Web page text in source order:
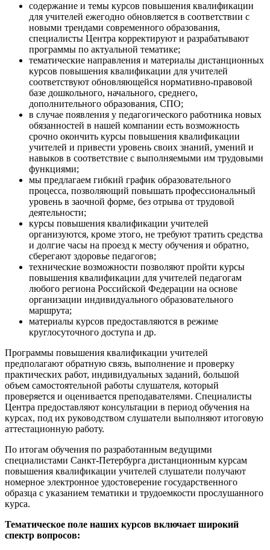
содержание и темы курсов повышения квалификации
для учителей ежегодно обновляется в соответствии с
новыми трендами современного образования,
специалисты Центра корректируют и разрабатывают
программы по актуальной тематике;
тематические направления и материалы дистанционных
курсов повышения квалификации для учителей
соответствуют обновляющейся нормативно-правовой
базе дошкольного, начального, среднего,
дополнительного образования, СПО;
в случае появления у педагогического работника новых
обязанностей в нашей компании есть возможность
срочно окончить курсы повышения квалификации
учителей и привести уровень своих знаний, умений и
навыков в соответствие с выполняемыми им трудовыми
функциями;
мы предлагаем гибкий график образовательного
процесса, позволяющий повышать профессиональный
уровень в заочной форме, без отрыва от трудовой
деятельности;
курсы повышения квалификации учителей
организуются, кроме этого, не требуют тратить средства
и долгие часы на проезд к месту обучения и обратно,
сберегают здоровье педагогов;
технические возможности позволяют пройти курсы
повышения квалификации для учителей педагогам
любого региона Российской Федерации на основе
организации индивидуального образовательного
маршрута;
материалы курсов предоставляются в режиме
круглосуточного доступа и др.
Программы повышения квалификации учителей
предполагают обратную связь, выполнение и проверку
практических работ, индивидуальных заданий, большой
объем самостоятельной работы слушателя, который
проверяется и оценивается преподавателями. Специалисты
Центра предоставляют консультации в период обучения на
курсах, под их руководством слушатели выполняют итоговую
аттестационную работу.
По итогам обучения по разработанным ведущими
специалистами Санкт-Петербурга дистанционным курсам
повышения квалификации учителей слушатели получают
номерное электронное удостоверение государственного
образца с указанием тематики и трудоемкости прослушанного
курса.
Тематическое поле наших курсов включает широкий
спектр вопросов: